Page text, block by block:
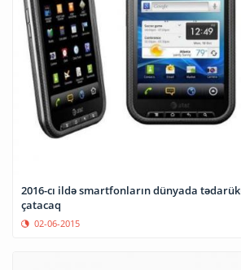
2016-cı ildə smartfonların dünyada
çatacaq
02-06-2015